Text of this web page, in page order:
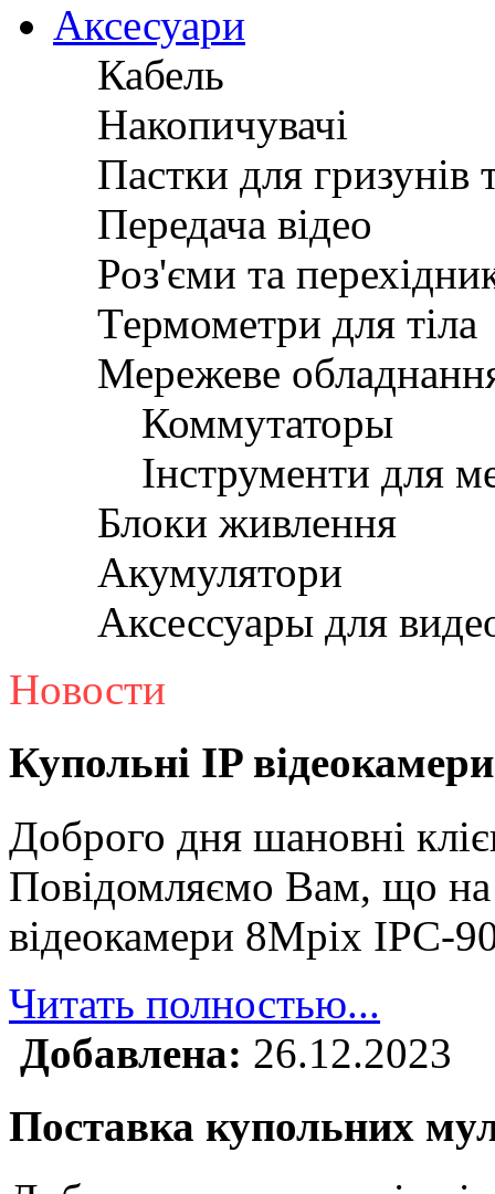
Аксесуари
Кабель
Накопичувачі
Пастки для гризунів
Передача відео
Роз'єми та
Термометри для тіла
Мережеве
Коммутаторы
Інструменти для
Блоки живлення
Акумулятори
Аксессуары для
Новости
Купольні IP
Доброго дня шановні
Повідомляємо Вам, що на
відеокамери 8Mpix IPC-
Читать полностью...
Добавлена: 26.12.2023
Поставка купольних